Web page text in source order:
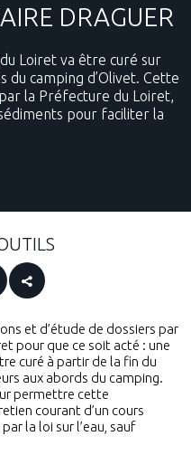
DRAGUER
Loiret va être curé sur
du camping d’Olivet. Cette
la Préfecture du Loiret,
pour faciliter la
et d’étude de dossiers par
pour que ce soit acté : une
curé à partir de la fin du
aux abords du camping.
permettre cette
courant d’un cours
la loi sur l’eau, sauf